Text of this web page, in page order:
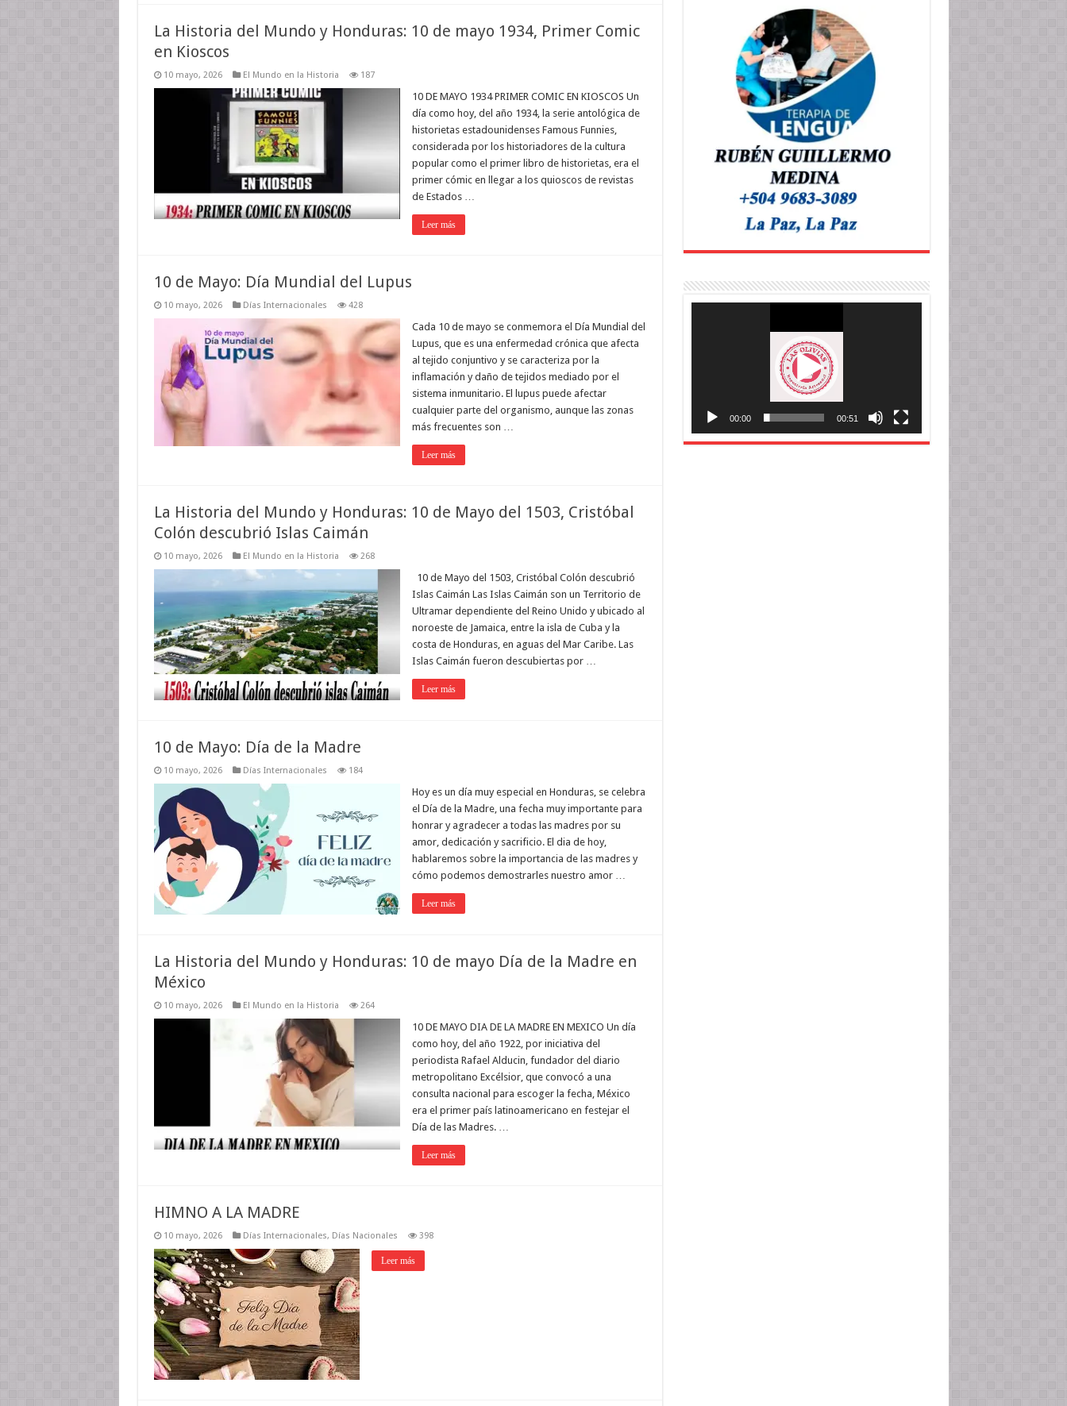
La Historia del Mundo y Honduras: 10 de mayo 1934, Primer Comic
en Kioscos
10 mayo, 2026 El Mundo en la Historia 187
10 DE MAYO 1934 PRIMER COMIC EN KIOSCOS Un
día como hoy, del año 1934, la serie antológica de
historietas estadounidenses Famous Funnies,
considerada por los historiadores de la cultura
popular como el primer libro de historietas, era el
primer cómic en llegar a los quioscos de revistas
de Estados …
Leer más
10 de Mayo: Día Mundial del Lupus
10 mayo, 2026 Días Internacionales 428
Cada 10 de mayo se conmemora el Día Mundial del
Lupus, que es una enfermedad crónica que afecta
al tejido conjuntivo y se caracteriza por la
inflamación y daño de tejidos mediado por el
sistema inmunitario. El lupus puede afectar
cualquier parte del organismo, aunque las zonas
más frecuentes son …
Leer más
La Historia del Mundo y Honduras: 10 de Mayo del 1503, Cristóbal
Colón descubrió Islas Caimán
10 mayo, 2026 El Mundo en la Historia 268
10 de Mayo del 1503, Cristóbal Colón descubrió
Islas Caimán Las Islas Caimán son un Territorio de
Ultramar dependiente del Reino Unido y ubicado al
noroeste de Jamaica, entre la isla de Cuba y la
costa de Honduras, en aguas del Mar Caribe. Las
Islas Caimán fueron descubiertas por …
Leer más
10 de Mayo: Día de la Madre
10 mayo, 2026 Días Internacionales 184
Hoy es un día muy especial en Honduras, se celebra
el Día de la Madre, una fecha muy importante para
honrar y agradecer a todas las madres por su
amor, dedicación y sacrificio. El dia de hoy,
hablaremos sobre la importancia de las madres y
cómo podemos demostrarles nuestro amor …
Leer más
La Historia del Mundo y Honduras: 10 de mayo Día de la Madre en
México
10 mayo, 2026 El Mundo en la Historia 264
10 DE MAYO DIA DE LA MADRE EN MEXICO Un día
como hoy, del año 1922, por iniciativa del
periodista Rafael Alducin, fundador del diario
metropolitano Excélsior, que convocó a una
consulta nacional para escoger la fecha, México
era el primer país latinoamericano en festejar el
Día de las Madres. …
Leer más
HIMNO A LA MADRE
10 mayo, 2026 Días Internacionales, Días Nacionales 398
Leer más
00:00 00:51